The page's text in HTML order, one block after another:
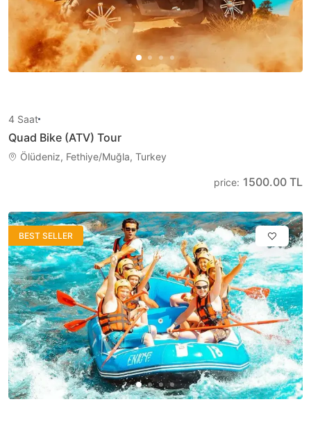
4 Saat
Quad Bike (ATV) Tour
Ölüdeniz, Fethiye/Muğla, Turkey
price: 1500.00 TL
BEST SELLER